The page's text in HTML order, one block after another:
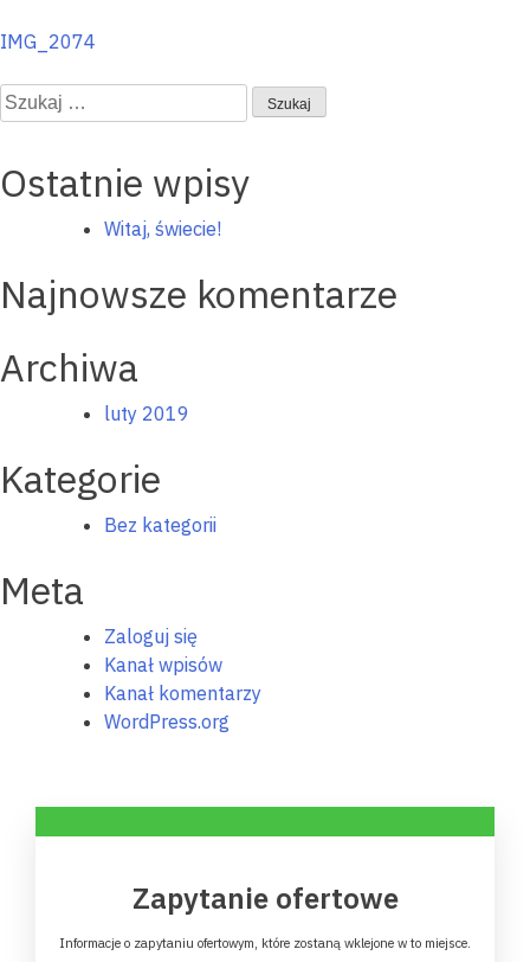
Nawigacja
wpisu
IMG_2074
Szukaj:
Ostatnie wpisy
Witaj, świecie!
Najnowsze komentarze
Archiwa
luty 2019
Kategorie
Bez kategorii
Meta
Zaloguj się
Kanał wpisów
Kanał komentarzy
WordPress.org
Zapytanie ofertowe
Informacje o zapytaniu ofertowym, które zostaną wklejone w to miejsce.